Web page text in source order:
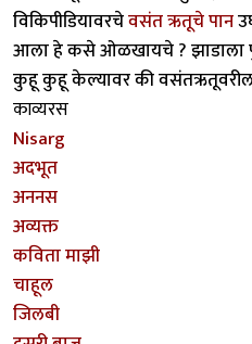
विकिपीडियावरचेवसंत ऋतूचे पान
आला हे कसे ओळखायचे ? झाडाला
कुहू कुहू केल्यावर की
काव्यरस
Nisarg
अदभूत
अननस
अव्यक्त
कविता माझी
चाहूल
जिलबी